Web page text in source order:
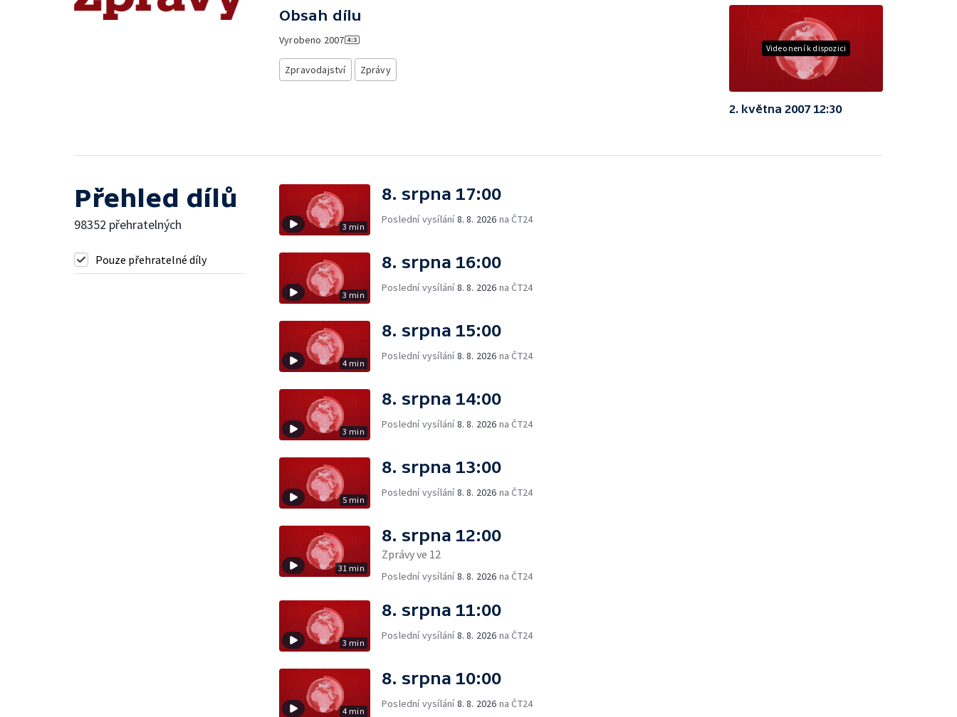
Obsah dílu
Vyrobeno 2007
Zpravodajství Zprávy
Video není k dispozici
2. května 2007 12:30
Přehled dílů
98352 přehratelných
Pouze přehratelné díly
3 min
8. srpna 17:00
Poslední vysílání8. 8. 2026 na ČT24
3 min
8. srpna 16:00
Poslední vysílání8. 8. 2026 na ČT24
4 min
8. srpna 15:00
Poslední vysílání8. 8. 2026 na ČT24
3 min
8. srpna 14:00
Poslední vysílání8. 8. 2026 na ČT24
5 min
8. srpna 13:00
Poslední vysílání8. 8. 2026 na ČT24
31 min
8. srpna 12:00
Zprávy ve 12
Poslední vysílání8. 8. 2026 na ČT24
3 min
8. srpna 11:00
Poslední vysílání8. 8. 2026 na ČT24
4 min
8. srpna 10:00
Poslední vysílání8. 8. 2026 na ČT24